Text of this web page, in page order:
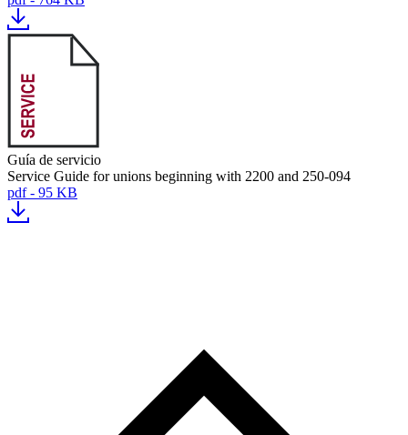
Guía de servicio
Service Guide for unions beginning with 2200 and 250-094
pdf - 95 KB